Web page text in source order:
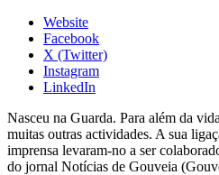
Website
Facebook
X (Twitter)
Instagram
LinkedIn
Nasceu na Guarda. Para além da
muitas outras actividades. A sua
imprensa levaram-no a ser
do jornal Notícias de Gouveia